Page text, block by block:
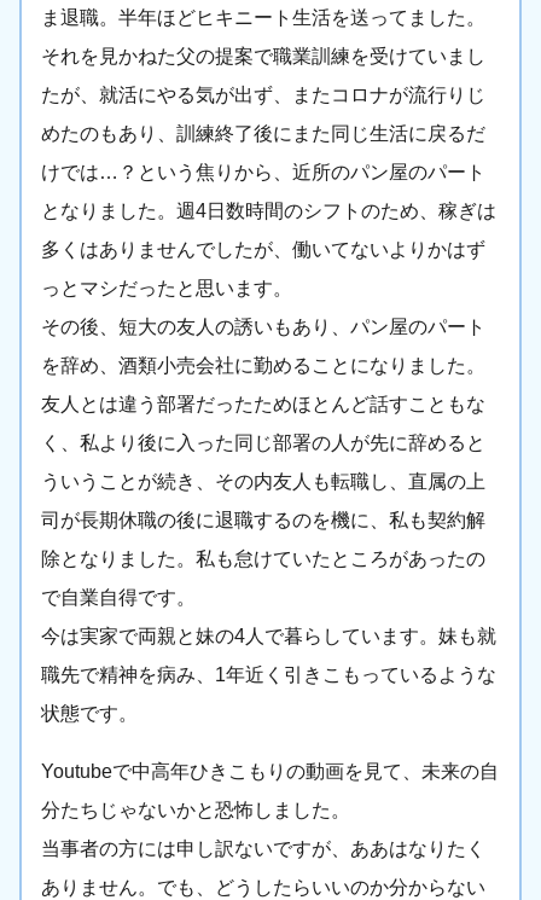
ま退職。半年ほどヒキニート生活を送ってました。
それを見かねた父の提案で職業訓練を受けていまし
たが、就活にやる気が出ず、またコロナが流行りじ
めたのもあり、訓練終了後にまた同じ生活に戻るだ
けでは…？という焦りから、近所のパン屋のパート
となりました。週4日数時間のシフトのため、稼ぎは
多くはありませんでしたが、働いてないよりかはず
っとマシだったと思います。
その後、短大の友人の誘いもあり、パン屋のパート
を辞め、酒類小売会社に勤めることになりました。
友人とは違う部署だったためほとんど話すこともな
く、私より後に入った同じ部署の人が先に辞めると
ういうことが続き、その内友人も転職し、直属の上
司が長期休職の後に退職するのを機に、私も契約解
除となりました。私も怠けていたところがあったの
で自業自得です。
今は実家で両親と妹の4人で暮らしています。妹も就
職先で精神を病み、1年近く引きこもっているような
状態です。
Youtubeで中高年ひきこもりの動画を見て、未来の自
分たちじゃないかと恐怖しました。
当事者の方には申し訳ないですが、ああはなりたく
ありません。でも、どうしたらいいのか分からない